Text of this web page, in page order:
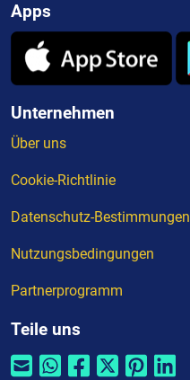
Apps
Unternehmen
Über uns
Cookie-Richtlinie
Datenschutz-Bestimmungen
Nutzungsbedingungen
Partnerprogramm
Teile uns